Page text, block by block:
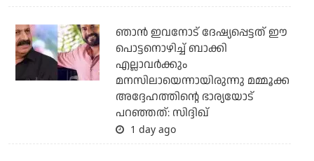
ഞാന്‍ ഇവനോട് ദേഷ്യപ്പെട്ടത് ഈ
പൊട്ടനൊഴിച്ച് ബാക്കി
എല്ലാവര്‍ക്കും
മനസിലായെന്നായിരുന്നു മമ്മൂക്ക
അദ്ദേഹത്തിന്റെ ഭാര്യയോട്
പറഞ്ഞത്: സിദ്ദിഖ്
1 day ago